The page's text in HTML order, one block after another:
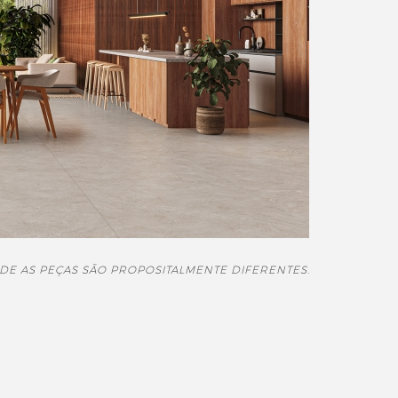
AS PEÇAS SÃO PROPOSITALMENTE DIFERENTES.